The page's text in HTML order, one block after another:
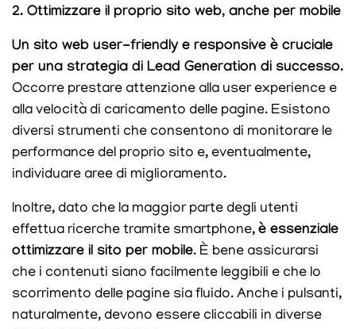
2. Ottimizzare il proprio sito web, anche per mobile
Un sito web user-friendly e responsive è cruciale
per una strategia di Lead Generation di successo.
Occorre prestare attenzione alla user experience e
alla velocità di caricamento delle pagine. Esistono
diversi strumenti che consentono di monitorare le
performance del proprio sito e, eventualmente,
individuare aree di miglioramento.
Inoltre, dato che la maggior parte degli utenti
effettua ricerche tramite smartphone, è essenziale
ottimizzare il sito per mobile. È bene assicurarsi
che i contenuti siano facilmente leggibili e che lo
scorrimento delle pagine sia fluido. Anche i pulsanti,
naturalmente, devono essere cliccabili in diverse